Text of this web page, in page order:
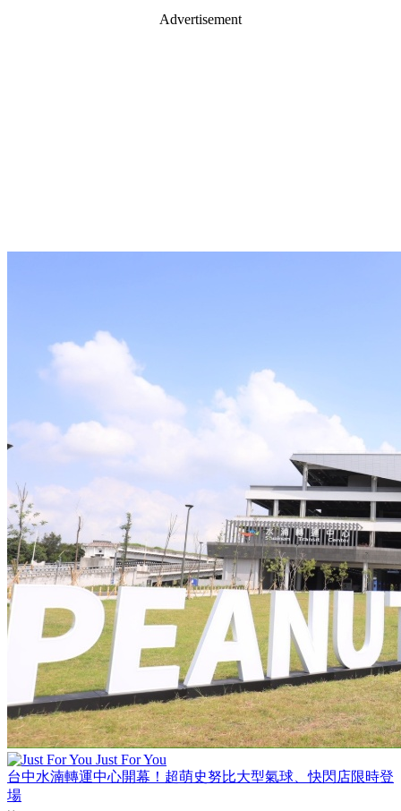
Advertisement
Just For You
台中水湳轉運中心開幕！超萌史努比大型氣球、快閃店限時登
場